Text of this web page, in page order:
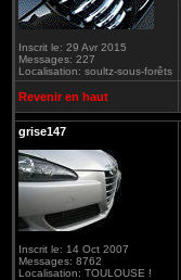
Inscrit le: 29 Avr 2015
Messages: 227
Localisation: soultz-sous-forêts
Revenir en haut
grise147
Inscrit le: 14 Oct 2007
Messages: 8762
Localisation: TOULOUSE !